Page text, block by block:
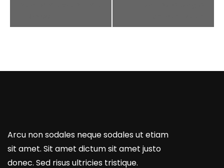
Arcu non sodales neque sodales ut etiam
sit amet. Sit amet dictum sit amet justo
donec. Sed risus ultricies tristique.